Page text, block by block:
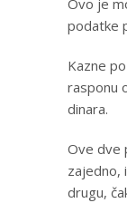
Ovo je
podatke
Kazne
rasponu
dinara.
Ove dve
zajedno,
drugu,